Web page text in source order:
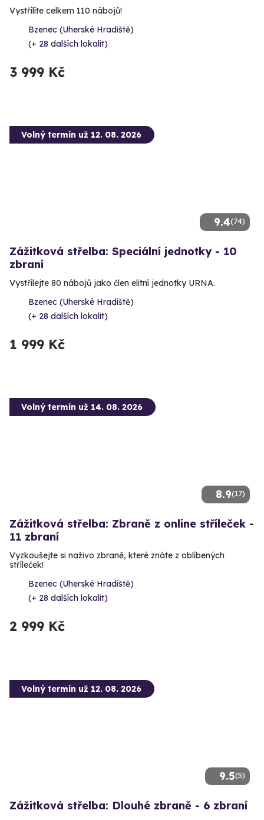
Vystřílíte celkem 110 nábojů!
Bzenec (Uherské Hradiště)
(+ 28 dalších lokalit)
3 999 Kč
9.4(74)
Volný termín už 12. 08. 2026
Zážitková střelba: Speciální jednotky - 10
zbraní
Vystřílejte 80 nábojů jako člen elitní jednotky URNA.
Bzenec (Uherské Hradiště)
(+ 28 dalších lokalit)
1 999 Kč
8.9(17)
Volný termín už 14. 08. 2026
Zážitková střelba: Zbraně z online stříleček -
11 zbraní
Vyzkoušejte si naživo zbraně, které znáte z oblíbených
stříleček!
Bzenec (Uherské Hradiště)
(+ 28 dalších lokalit)
2 999 Kč
9.5(5)
Volný termín už 12. 08. 2026
Zážitková střelba: Dlouhé zbraně - 6 zbraní